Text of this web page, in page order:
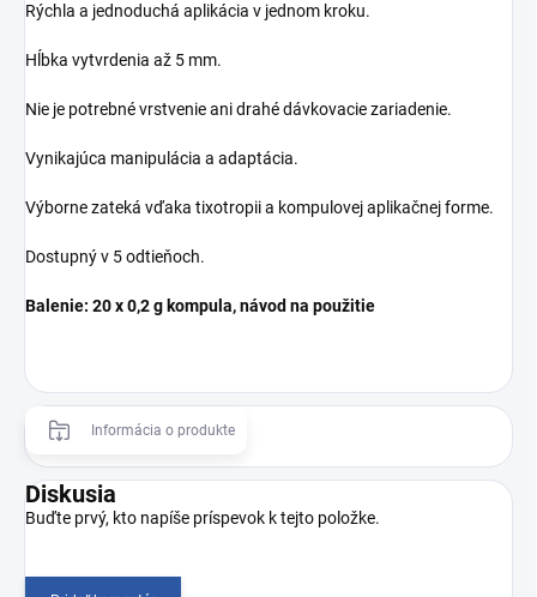
Rýchla a jednoduchá aplikácia v jednom kroku.
Hĺbka vytvrdenia až 5 mm.
Nie je potrebné vrstvenie ani drahé dávkovacie zariadenie.
Vynikajúca manipulácia a adaptácia.
Výborne zateká vďaka tixotropii a kompulovej aplikačnej forme.
Dostupný v 5 odtieňoch.
Balenie: 20 x 0,2 g kompula, návod na použitie
Informácia o produkte
Diskusia
Buďte prvý, kto napíše príspevok k tejto položke.